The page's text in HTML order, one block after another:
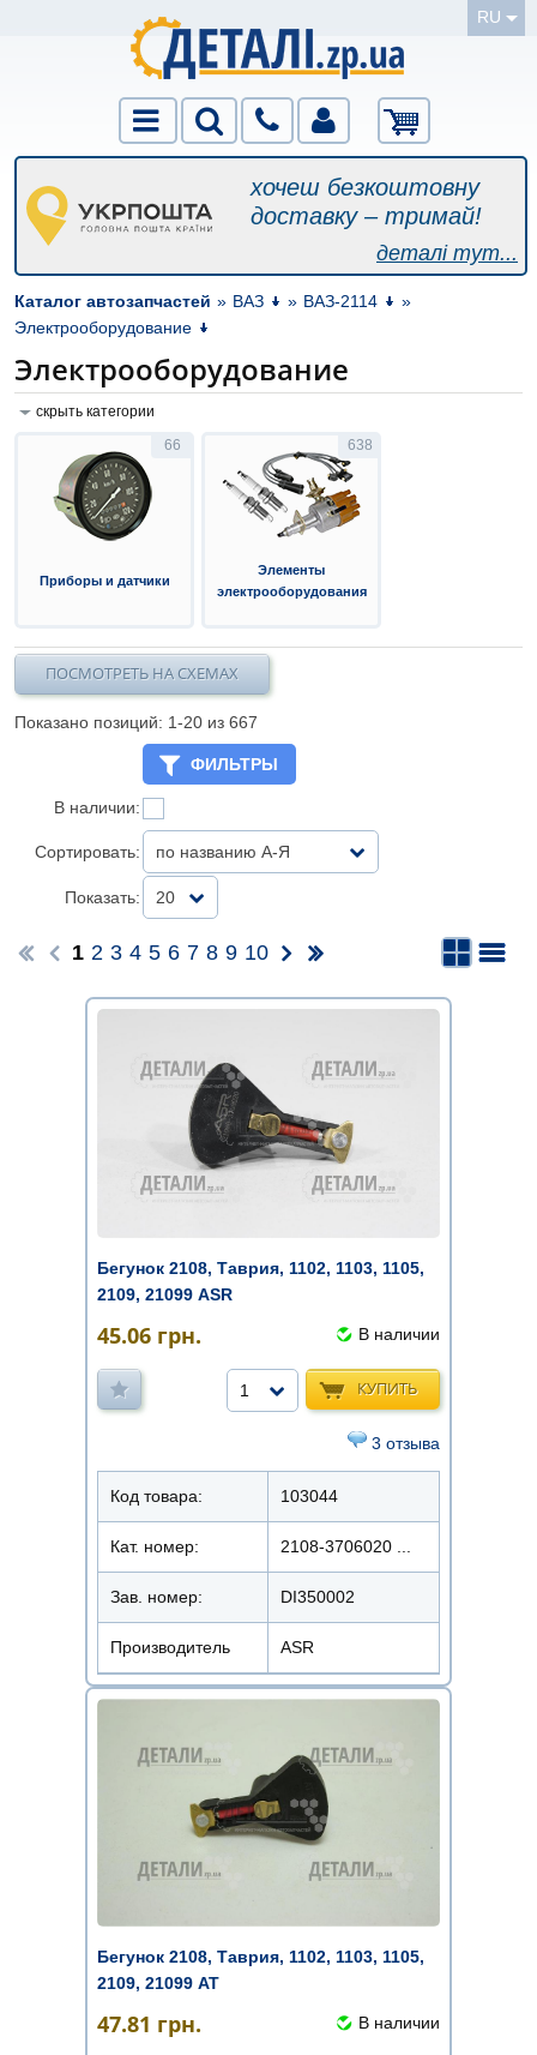
RU
хочеш безкоштовну
доставку – тримай!
деталі тут...
Каталог автозапчастей » ВАЗ » ВАЗ-2114
»
Электрооборудование
Электрооборудование
скрыть категории
66
Приборы и датчики
638
Элементы
электрооборудования
ПОСМОТРЕТЬ НА СХЕМАХ
Показано позиций: 1-20 из 667
ФИЛЬТРЫ
В наличии:
Сортировать: по названию А-Я
Показать: 20
1 2 3 4 5 6 7 8 9 10
Бегунок 2108, Таврия, 1102, 1103, 1105,
2109, 21099 ASR
45.06 грн. В наличии
КУПИТЬ
1
3 отзыва
Код товара: 103044
Кат. номер: 2108-3706020 ...
Зав. номер: DI350002
Производитель ASR
Бегунок 2108, Таврия, 1102, 1103, 1105,
2109, 21099 AT
47.81 грн. В наличии